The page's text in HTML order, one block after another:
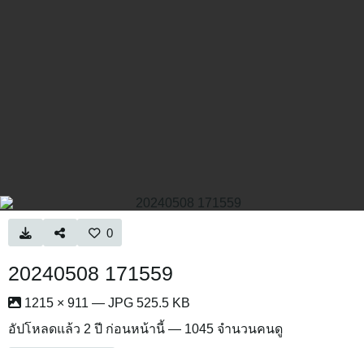
0
20240508 171559
1215 × 911 — JPG 525.5 KB
อัปโหลดแล้ว 2 ปี ก่อนหน้านี้ — 1045 จำนวนคนดู